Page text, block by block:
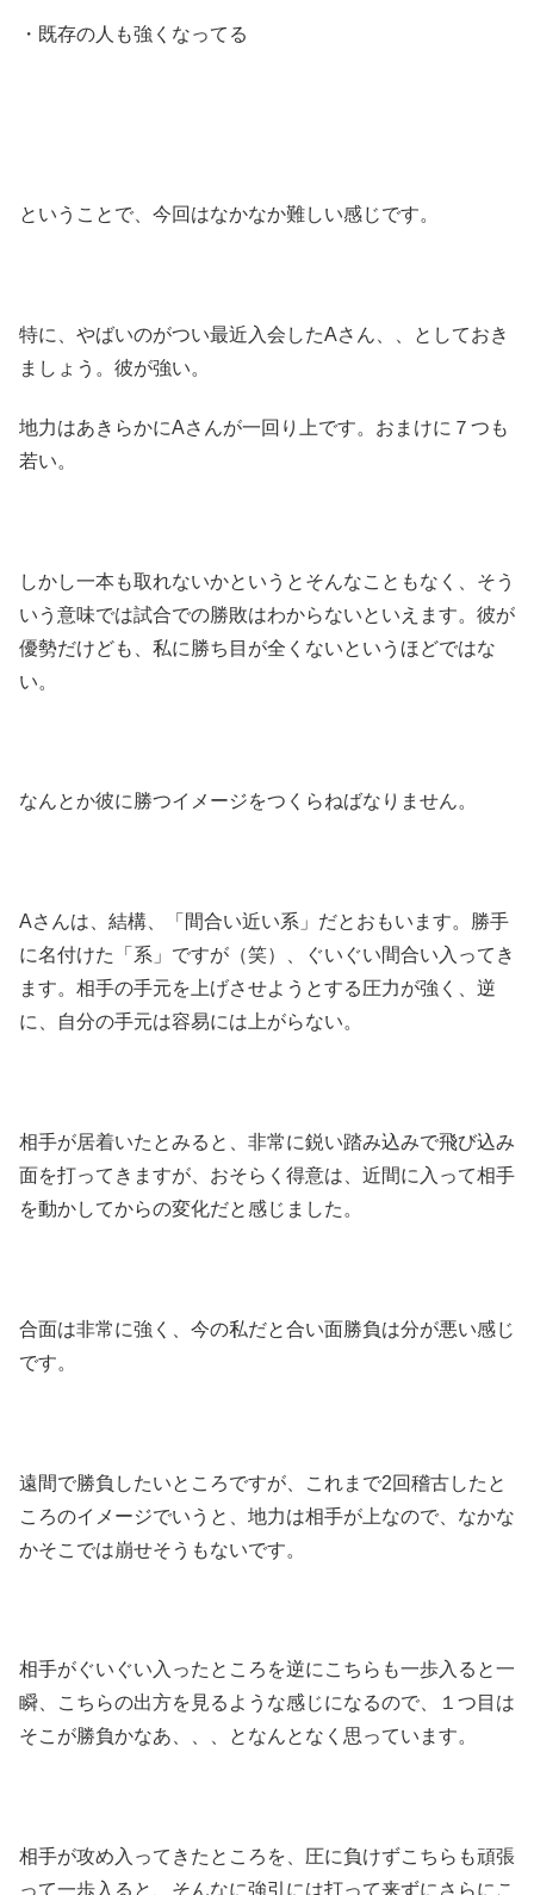
・既存の人も強くなってる
ということで、今回はなかなか難しい感じです。
特に、やばいのがつい最近入会したAさん、、としておき
ましょう。彼が強い。
地力はあきらかにAさんが一回り上です。おまけに７つも
若い。
しかし一本も取れないかというとそんなこともなく、そう
いう意味では試合での勝敗はわからないといえます。彼が
優勢だけども、私に勝ち目が全くないというほどではな
い。
なんとか彼に勝つイメージをつくらねばなりません。
Aさんは、結構、「間合い近い系」だとおもいます。勝手
に名付けた「系」ですが（笑）、ぐいぐい間合い入ってき
ます。相手の手元を上げさせようとする圧力が強く、逆
に、自分の手元は容易には上がらない。
相手が居着いたとみると、非常に鋭い踏み込みで飛び込み
面を打ってきますが、おそらく得意は、近間に入って相手
を動かしてからの変化だと感じました。
合面は非常に強く、今の私だと合い面勝負は分が悪い感じ
です。
遠間で勝負したいところですが、これまで2回稽古したと
ころのイメージでいうと、地力は相手が上なので、なかな
かそこでは崩せそうもないです。
相手がぐいぐい入ったところを逆にこちらも一歩入ると一
瞬、こちらの出方を見るような感じになるので、１つ目は
そこが勝負かなあ、、、となんとなく思っています。
相手が攻め入ってきたところを、圧に負けずこちらも頑張
って一歩入ると、そんなに強引には打って来ずにさらにこ